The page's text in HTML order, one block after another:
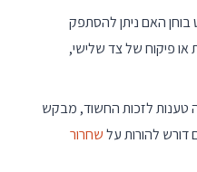
האם ניתן להסתפק
פיקוח של צד שלישי,
טענות לזכות החשוד, מבקש
דורש להורות עלשחרור